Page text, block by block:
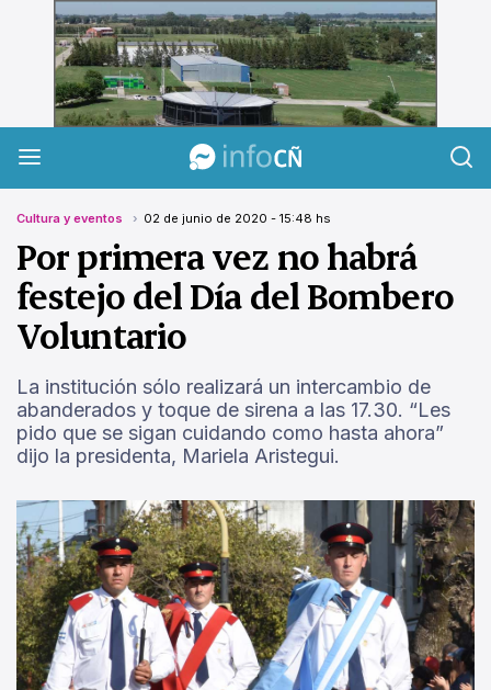
InfoCañuelas
Cultura y eventos 02 de junio de 2020 - 15:48 hs
Por primera vez no habrá
festejo del Día del Bombero
Voluntario
La institución sólo realizará un intercambio de
abanderados y toque de sirena a las 17.30. “Les
pido que se sigan cuidando como hasta ahora”
dijo la presidenta, Mariela Aristegui.